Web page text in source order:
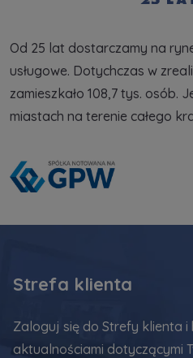
Od 25 lat dostarczamy na
usługowe. Dotychczas w
zamieszkało 108,7 tys. osób.
miastach na terenie całego
Strefa klienta
Zaloguj się do Strefy klienta i
aktualnościami dotyczącymi